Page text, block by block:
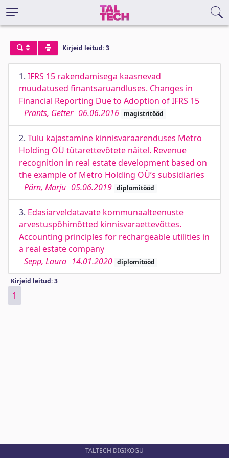
Kirjeid leitud: 3
1. IFRS 15 rakendamisega kaasnevad
muudatused finantsaruandluses. Changes in
Financial Reporting Due to Adoption of IFRS 15
Prants, Getter 06.06.2016 magistritööd
2. Tulu kajastamine kinnisvaraarenduses Metro
Holding OÜ tütarettevõtete näitel. Revenue
recognition in real estate development based on
the example of Metro Holding OÜ’s subsidiaries
Pärn, Marju 05.06.2019 diplomitööd
3. Edasiarveldatavate kommunaalteenuste
arvestuspõhimõtted kinnisvaraettevõttes.
Accounting principles for rechargeable utilities in
a real estate company
Sepp, Laura 14.01.2020 diplomitööd
Kirjeid leitud: 3
1
TALTECH DIGIKOGU